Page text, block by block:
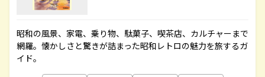
昭和の風景、家電、乗り物、駄菓子、喫茶店、カルチャーまで
網羅。懐かしさと驚きが詰まった昭和レトロの魅力を旅するガ
イド。